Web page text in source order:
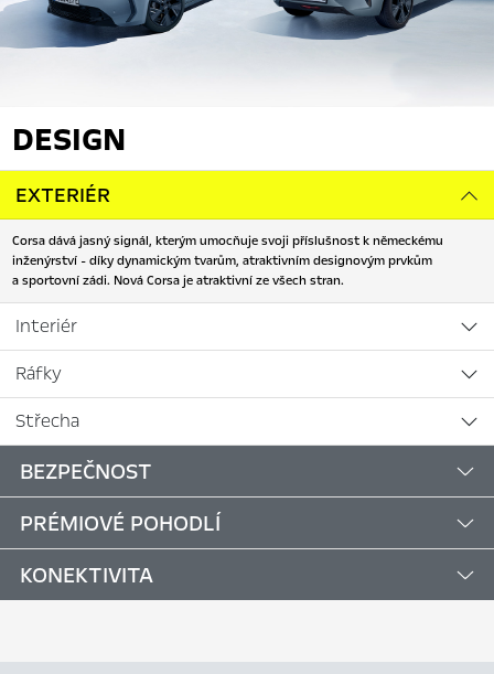
DESIGN
EXTERIÉR
Corsa dává jasný signál, kterým umocňuje svoji příslušnost k německému
inženýrství - díky dynamickým tvarům, atraktivním designovým prvkům
a sportovní zádi. Nová Corsa je atraktivní ze všech stran.
Interiér
Ráfky
Střecha
BEZPEČNOST
PRÉMIOVÉ POHODLÍ
KONEKTIVITA